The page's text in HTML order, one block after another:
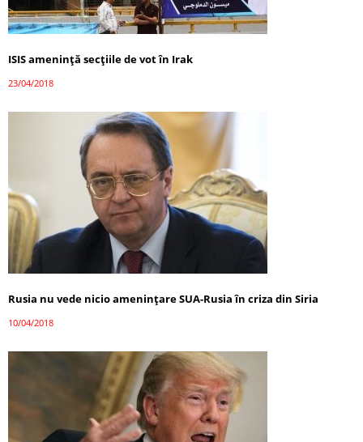
ISIS amenință secțiile de vot în Irak
23/04/2018
Rusia nu vede nicio amenințare SUA-Rusia în criza din Siria
10/04/2018